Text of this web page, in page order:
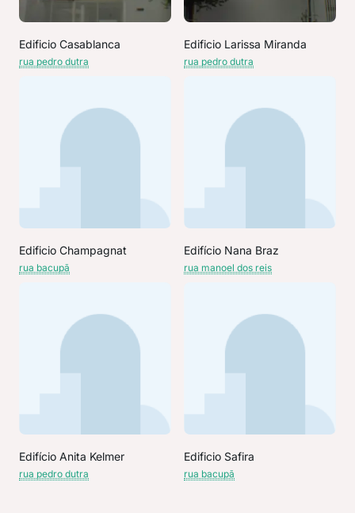
Edificio Casablanca
rua pedro dutra
Edificio Larissa Miranda
rua pedro dutra
Edificio Champagnat
rua bacupã
Edifício Nana Braz
rua manoel dos reis
Edifício Anita Kelmer
rua pedro dutra
Edificio Safira
rua bacupã